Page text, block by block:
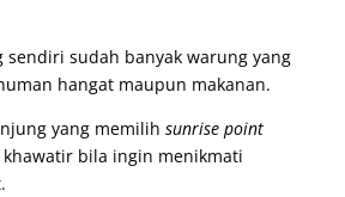
sendiri sudah banyak warung yang
hangat maupun makanan.
yang memilih sunrise point
bila ingin menikmati